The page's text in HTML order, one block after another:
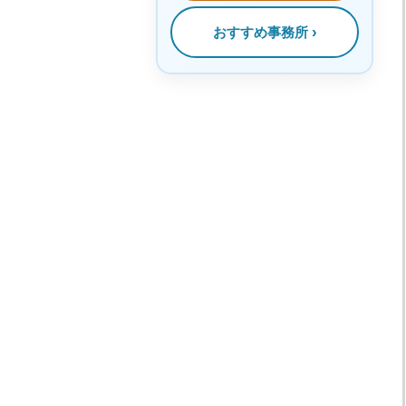
おすすめ事務所